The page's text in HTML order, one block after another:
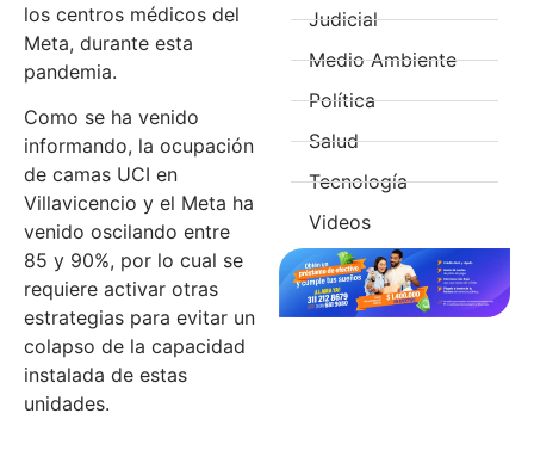
los centros médicos del
Meta, durante esta
pandemia.
Como se ha venido
informando, la ocupación
de camas UCI en
Villavicencio y el Meta ha
venido oscilando entre
85 y 90%, por lo cual se
requiere activar otras
estrategias para evitar un
colapso de la capacidad
instalada de estas
unidades.
Judicial
Medio Ambiente
Política
Salud
Tecnología
Videos